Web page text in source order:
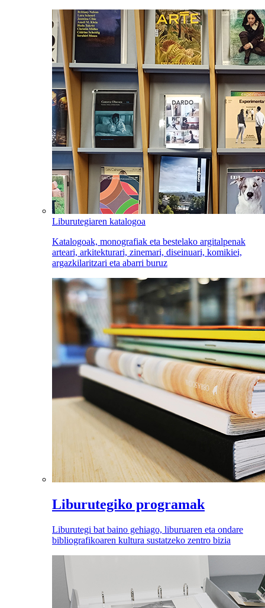
Liburutegiaren katalogoa
Katalogoak, monografiak eta bestelako argitalpenak
arteari, arkitekturari, zinemari, diseinuari, komikiei,
argazkilaritzari eta abarri buruz
Liburutegiko programak
Liburutegi bat baino gehiago, liburuaren eta ondare
bibliografikoaren kultura sustatzeko zentro bizia